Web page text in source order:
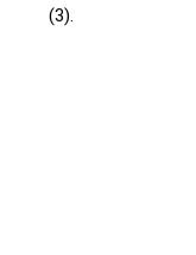
(3).